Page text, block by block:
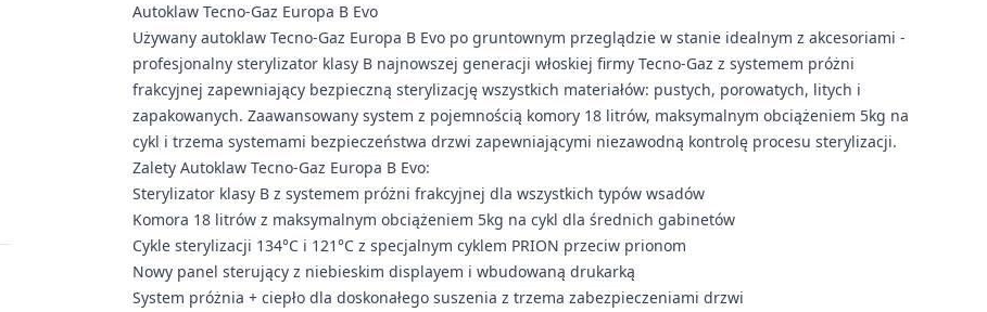
Autoklaw Tecno-Gaz Europa B Evo
Używany autoklaw Tecno-Gaz Europa B Evo po gruntownym przeglądzie w stanie idealnym z akcesoriami -
profesjonalny sterylizator klasy B najnowszej generacji włoskiej firmy Tecno-Gaz z systemem próżni
frakcyjnej zapewniający bezpieczną sterylizację wszystkich materiałów: pustych, porowatych, litych i
zapakowanych. Zaawansowany system z pojemnością komory 18 litrów, maksymalnym obciążeniem 5kg na
cykl i trzema systemami bezpieczeństwa drzwi zapewniającymi niezawodną kontrolę procesu sterylizacji.
Zalety Autoklaw Tecno-Gaz Europa B Evo:
Sterylizator klasy B z systemem próżni frakcyjnej dla wszystkich typów wsadów
Komora 18 litrów z maksymalnym obciążeniem 5kg na cykl dla średnich gabinetów
Cykle sterylizacji 134°C i 121°C z specjalnym cyklem PRION przeciw prionom
Nowy panel sterujący z niebieskim displayem i wbudowaną drukarką
System próżnia + ciepło dla doskonałego suszenia z trzema zabezpieczeniami drzwi